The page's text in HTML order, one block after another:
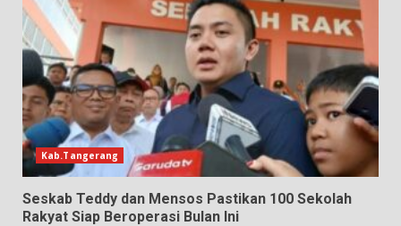
Kab.Tangerang
Seskab Teddy dan Mensos Pastikan 100 Sekolah
Rakyat Siap Beroperasi Bulan Ini